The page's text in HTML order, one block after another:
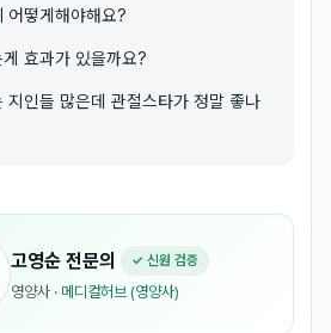
어떻게해야해요?
효과가 있을까요?
지인들 많은데 관절스타가 정말 좋나
고영순 전문의 ✓ 신원 검증
영양사 · 메디컬허브 (영양사)